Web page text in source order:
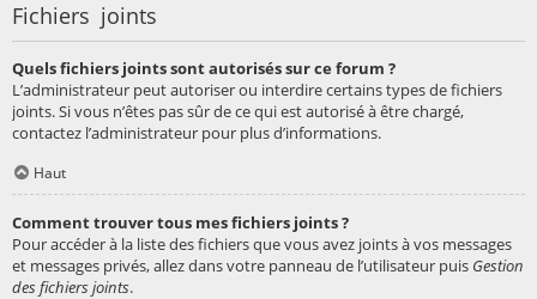
Fichiers joints
Quels fichiers joints sont autorisés sur ce forum ?
L’administrateur peut autoriser ou interdire certains types de fichiers
joints. Si vous n’êtes pas sûr de ce qui est autorisé à être chargé,
contactez l’administrateur pour plus d’informations.
Haut
Comment trouver tous mes fichiers joints ?
Pour accéder à la liste des fichiers que vous avez joints à vos messages
et messages privés, allez dans votre panneau de l’utilisateur puis Gestion
des fichiers joints.